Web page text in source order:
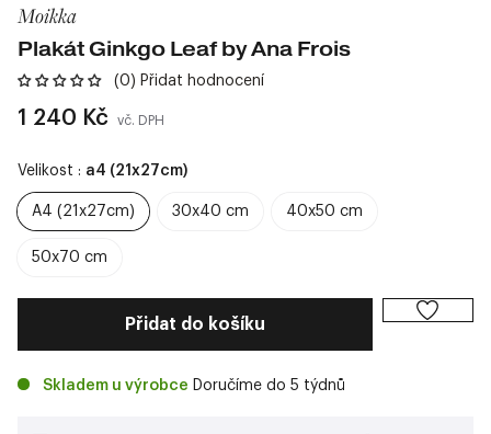
Moikka
Plakát Ginkgo Leaf by Ana Frois
(0) Přidat hodnocení
1 240 Kč
cena
vč. DPH
Velikost : a4 (21x27cm)
A4 (21x27cm) 30x40 cm 40x50 cm
50x70 cm
Přidat do košíku
Skladem u výrobce Doručíme do 5 týdnů